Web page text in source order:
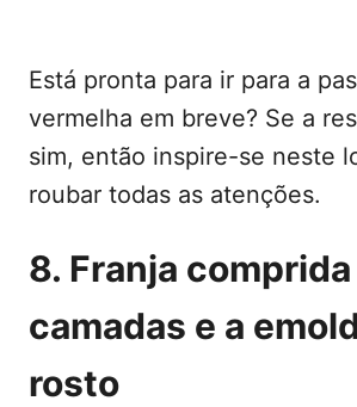
Está pronta para ir para a
vermelha em breve? Se a
sim, então inspire-se neste
roubar todas as atenções.
8. Franja
camadas e a
rosto